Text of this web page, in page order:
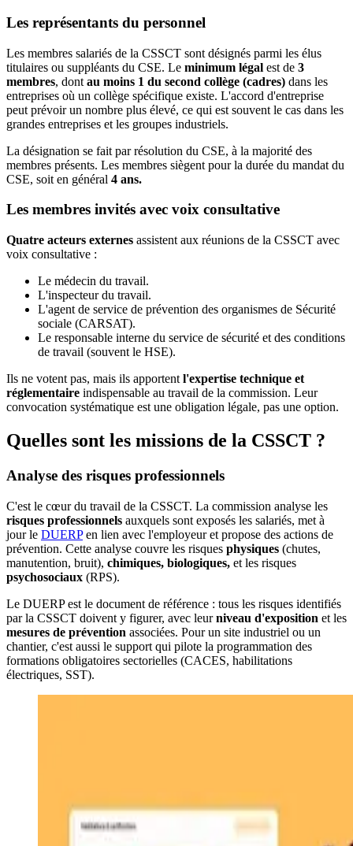
Les représentants du personnel
Les membres salariés de la CSSCT sont désignés parmi les élus
titulaires ou suppléants du CSE. Le minimum légal est de 3
membres, dont au moins 1 du second collège (cadres) dans les
entreprises où un collège spécifique existe. L'accord d'entreprise
peut prévoir un nombre plus élevé, ce qui est souvent le cas dans les
grandes entreprises et les groupes industriels.
La désignation se fait par résolution du CSE, à la majorité des
membres présents. Les membres siègent pour la durée du mandat du
CSE, soit en général 4 ans.
Les membres invités avec voix consultative
Quatre acteurs externes assistent aux réunions de la CSSCT avec
voix consultative :
Le médecin du travail.
L'inspecteur du travail.
L'agent de service de prévention des organismes de Sécurité
sociale (CARSAT).
Le responsable interne du service de sécurité et des conditions
de travail (souvent le HSE).
Ils ne votent pas, mais ils apportent l'expertise technique et
réglementaire indispensable au travail de la commission. Leur
convocation systématique est une obligation légale, pas une option.
Quelles sont les missions de la CSSCT ?
Analyse des risques professionnels
C'est le cœur du travail de la CSSCT. La commission analyse les
risques professionnels auxquels sont exposés les salariés, met à
jour le DUERPen lien avec l'employeur et propose des actions de
prévention. Cette analyse couvre les risques physiques (chutes,
manutention, bruit), chimiques, biologiques, et les risques
psychosociaux (RPS).
Le DUERP est le document de référence : tous les risques identifiés
par la CSSCT doivent y figurer, avec leurniveau d'exposition et les
mesures de prévention associées. Pour un site industriel ou un
chantier, c'est aussi le support qui pilote la programmation des
formations obligatoires sectorielles (CACES, habilitations
électriques, SST).